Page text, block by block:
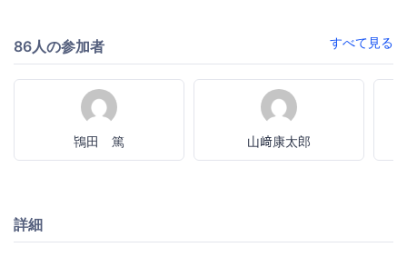
86人の参加者 すべて見る
鴇田 篤 山﨑康太郎
詳細